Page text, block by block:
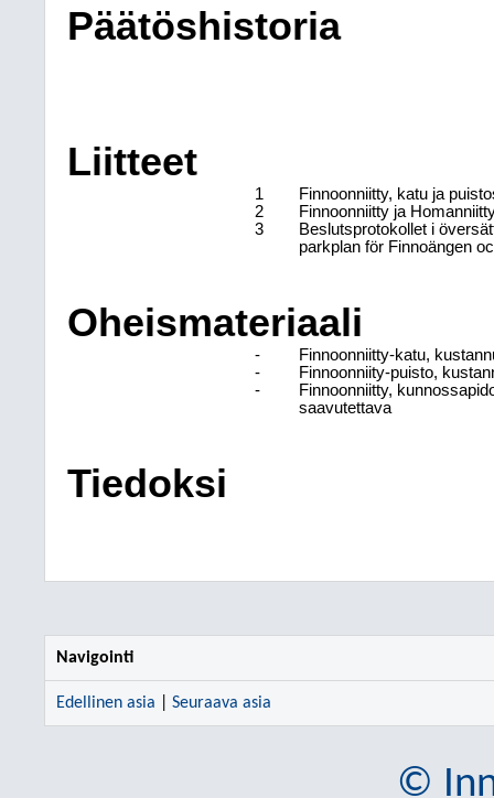
Päätöshistoria
Liitteet
1
Finnoonniitty, katu ja
2
Finnoonniitty ja
3
Beslutsprotokollet i
parkplan för Finnoängen
Oheismateriaali
-
Finnoonniitty-katu,
-
Finnoonniity-puisto,
-
Finnoonniitty,
saavutettava
Tiedoksi
Navigointi
Edellinen asia Seuraava asia
©